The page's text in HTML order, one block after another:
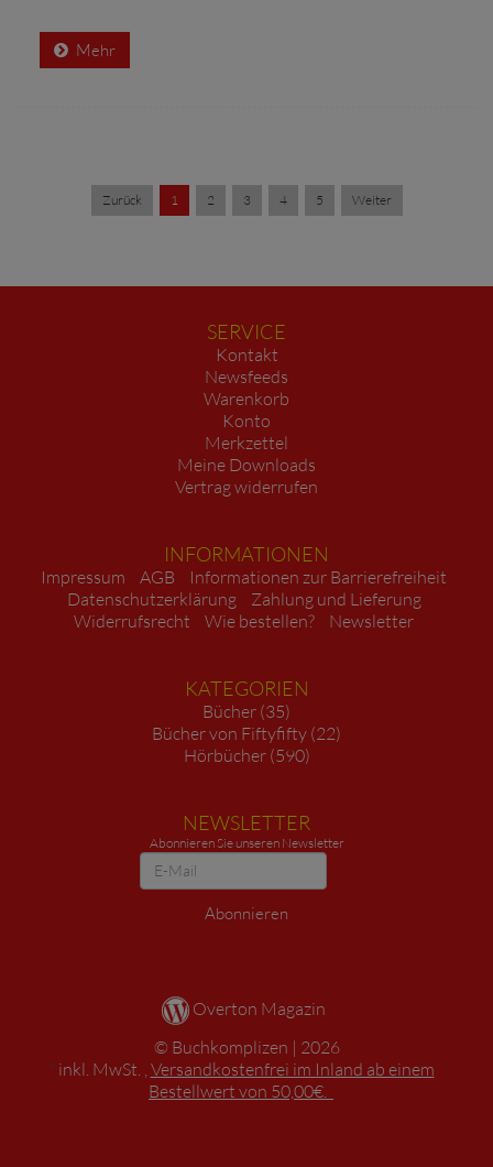
Mehr
Zurück 1 2 3 4 5 Weiter
SERVICE
Kontakt
Newsfeeds
Warenkorb
Konto
Merkzettel
Meine Downloads
Vertrag widerrufen
INFORMATIONEN
Impressum AGB
Informationen zur Barrierefreiheit
Datenschutzerklärung
Zahlung und Lieferung
Widerrufsrecht
Wie bestellen? Newsletter
KATEGORIEN
Bücher (35)
Bücher von Fiftyfifty (22)
Hörbücher (590)
NEWSLETTER
Abonnieren Sie unseren Newsletter
Newsletter
Abonnieren
Overton Magazin
Buchkomplizen
2026
* inkl. MwSt. , Versandkostenfrei im Inland ab einem
Bestellwert von 50,00€.